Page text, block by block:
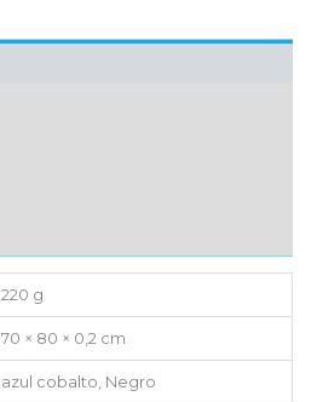
220 g
70 × 80 × 0,2 cm
azul cobalto, Negro